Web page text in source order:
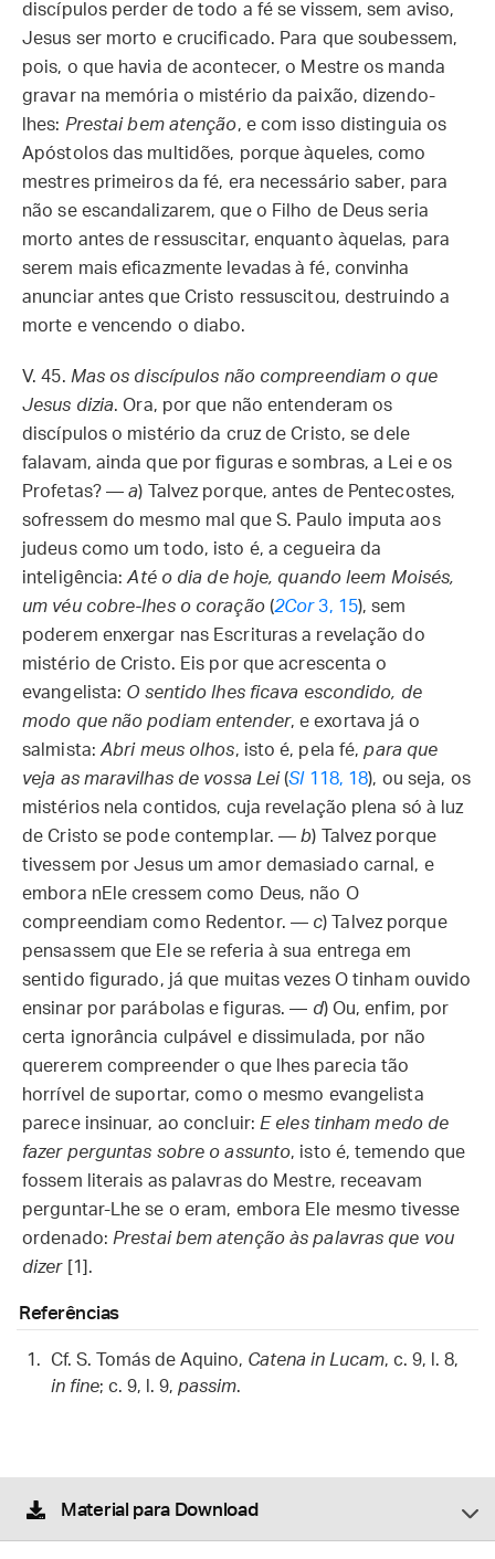
discípulos perder de todo a fé se vissem, sem aviso,
Jesus ser morto e crucificado. Para que soubessem,
pois, o que havia de acontecer, o Mestre os manda
gravar na memória o mistério da paixão, dizendo-
lhes: Prestai bem atenção, e com isso distinguia os
Apóstolos das multidões, porque àqueles, como
mestres primeiros da fé, era necessário saber, para
não se escandalizarem, que o Filho de Deus seria
morto antes de ressuscitar, enquanto àquelas, para
serem mais eficazmente levadas à fé, convinha
anunciar antes que Cristo ressuscitou, destruindo a
morte e vencendo o diabo.
V. 45. Mas os discípulos não compreendiam o que
Jesus dizia. Ora, por que não entenderam os
discípulos o mistério da cruz de Cristo, se dele
falavam, ainda que por figuras e sombras, a Lei e os
Profetas? —a) Talvez porque, antes de Pentecostes,
sofressem do mesmo mal que S. Paulo imputa aos
judeus como um todo, isto é, a cegueira da
inteligência:Até o dia de hoje, quando leem Moisés,
um véu cobre-lhes o coração(2Cor3, 15), sem
poderem enxergar nas Escrituras a revelação do
mistério de Cristo. Eis por que acrescenta o
evangelista: O sentido lhes ficava escondido, de
modo que não podiam entender, e exortava já o
salmista: Abri meus olhos, isto é, pela fé,para que
veja as maravilhas de vossa Lei(Sl 118, 18), ou seja, os
mistérios nela contidos, cuja revelação plena só à luz
de Cristo se pode contemplar. —b) Talvez porque
tivessem por Jesus um amor demasiado carnal, e
embora nEle cressem como Deus, não O
compreendiam como Redentor. — c) Talvez porque
pensassem que Ele se referia à sua entrega em
sentido figurado, já que muitas vezes O tinham ouvido
ensinar por parábolas e figuras. — d) Ou, enfim, por
certa ignorância culpável e dissimulada, por não
quererem compreender o que lhes parecia tão
horrível de suportar, como o mesmo evangelista
parece insinuar, ao concluir: E eles tinham medo de
fazer perguntas sobre o assunto, isto é, temendo que
fossem literais as palavras do Mestre, receavam
perguntar-Lhe se o eram, embora Ele mesmo tivesse
ordenado: Prestai bem atenção às palavras que vou
dizer[1].
Referências
Cf. S. Tomás de Aquino, Catena in Lucam, c. 9, l. 8,
in fine; c. 9, l. 9, passim.
Material para Download